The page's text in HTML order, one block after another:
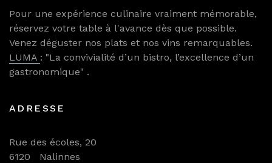
Pour une expérience culinaire vraiment mémorable,
réservez votre table à l'avance dès que possible.
Venez déguster nos plats et nos vins remarquables.
LUMA : "La convivialité d’un bistro, l’excellence d’un
gastronomique" .
ADRESSE
Rue des écoles, 20
6120 Nalinnes